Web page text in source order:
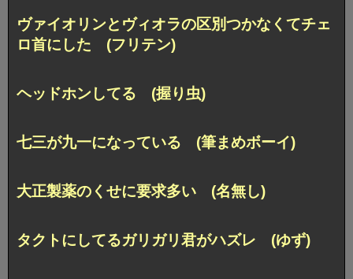
ヴァイオリンとヴィオラの区別つかなくてチェ
ロ首にした (フリテン)
ヘッドホンしてる (握り虫)
七三が九一になっている (筆まめボーイ)
大正製薬のくせに要求多い (名無し)
タクトにしてるガリガリ君がハズレ (ゆず)